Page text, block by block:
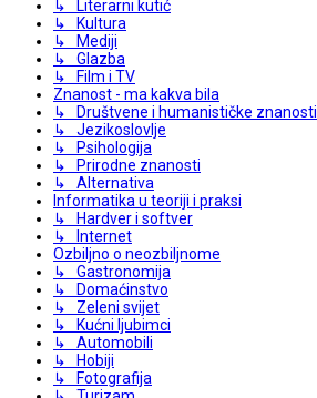
↳ Literarni kutić
↳ Kultura
↳ Mediji
↳ Glazba
↳ Film i TV
Znanost - ma kakva bila
↳ Društvene i humanističke znanosti
↳ Jezikoslovlje
↳ Psihologija
↳ Prirodne znanosti
↳ Alternativa
Informatika u teoriji i praksi
↳ Hardver i softver
↳ Internet
Ozbiljno o neozbiljnome
↳ Gastronomija
↳ Domaćinstvo
↳ Zeleni svijet
↳ Kućni ljubimci
↳ Automobili
↳ Hobiji
↳ Fotografija